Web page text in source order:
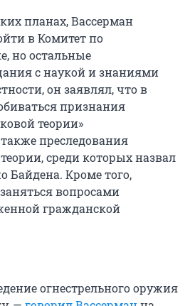
планах, Вассерман
в Комитет по
но остальные
с наукой и знаниями
он заявлял, что в
признания
теории»
преследования
среди которых назвал
Байдена. Кроме того,
вопросами
гражданской
огнестрельного оружия